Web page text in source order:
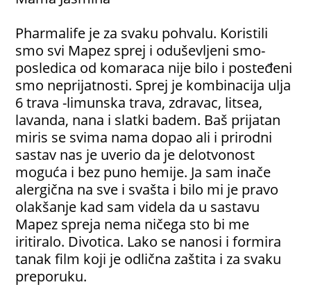
Pharmalife je za svaku pohvalu. Koristili
smo svi Mapez sprej i oduševljeni smo-
posledica od komaraca nije bilo i posteđeni
smo neprijatnosti. Sprej je kombinacija ulja
6 trava -limunska trava, zdravac, litsea,
lavanda, nana i slatki badem. Baš prijatan
miris se svima nama dopao ali i prirodni
sastav nas je uverio da je delotvonost
moguća i bez puno hemije. Ja sam inače
alergična na sve i svašta i bilo mi je pravo
olakšanje kad sam videla da u sastavu
Mapez spreja nema ničega sto bi me
iritiralo. Divotica. Lako se nanosi i formira
tanak film koji je odlična zaštita i za svaku
preporuku.